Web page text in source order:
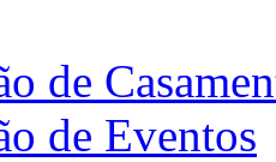
de
de Eventos